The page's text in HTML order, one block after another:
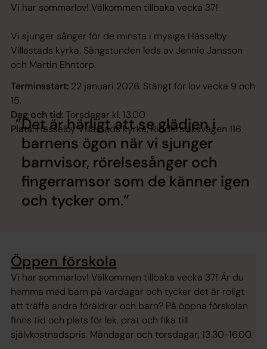
Vi har sommarlov! Välkommen tillbaka vecka 37!
Vi sjunger sånger för de minsta i mysiga Hässelby
Villastads kyrka. Sångstunden leds av Jennie Jansson
och Martin Ehntorp.
Terminsstart: 22 januari 2026. Stängt för lov vecka 9 och
15.
Dag och tid:Torsdagar kl. 13.00
Plats:Hässelby Villastads kyrka, Riddersviksvägen 116
Det är härligt att se glädjen i
barnens ögon när vi sjunger
barnvisor, rörelsesånger och
fingerramsor som de känner igen
och tycker om.
Öppen förskola
Vi har sommarlov! Välkommen tillbaka vecka 37! Är du
hemma med barn på vardagar och tycker det är roligt
att träffa andra föräldrar och barn? På öppna förskolan
finns tid och plats för lek, prat och fika till
självkostnadspris. Måndagar och torsdagar, 13.30-16.00.